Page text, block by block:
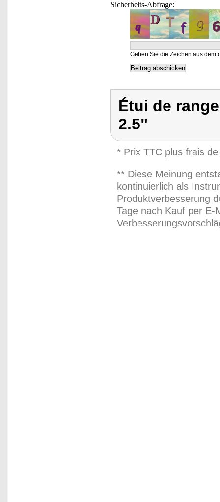
Sicherheits-Abfrage:
Geben Sie die Zeichen aus dem
Étui de
2.5"
* Prix TTC plus frais
** Diese Meinung
kontinuierlich als
Produktverbesserung
Tage nach Kauf per E-